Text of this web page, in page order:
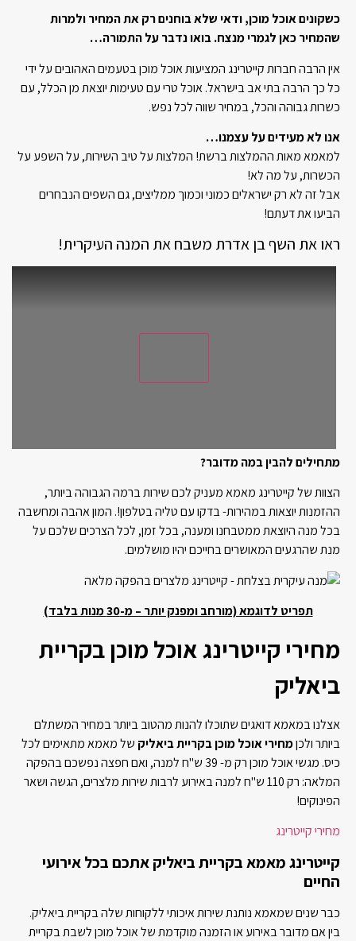
כשקונים אוכל מוכן, ודאי שלא בוחנים רק את המחיר ולמרות
שהמחיר כאן לגמרי מנצח. בואו נדבר על התמורה…
אין הרבה חברות קייטרינג המציעות אוכל מוכן בטעמים האהובים על ידי
כל כך הרבה בתי אב בישראל. אוכל טרי עם טעימות יוצאת מן הכלל, עם
כשרות גבוהה והכל, במחיר שווה לכל נפש.
אנו לא מעידים על עצמנו…
למאמא מאות ההמלצות ברשת! המלצות על טיב השירות, על השפע על
הכשרות, על מה לא!
אבל זה לא רק ישראלים כמוני וכמוך ממליצים, גם השפים הנבחרים
הביעו את דעתם!
ראו את השף בן אדרת משבח את המנה העיקרית!
מתחילים להבין במה מדובר?
הצוות של קייטרינג מאמא מעניק לכם שירות ברמה הגבוהה ביותר,
ההזמנות יוצאות במהירות- בדקו עם טליה בטלפון!. המון אהבה ומחשבה
בכל מנה היוצאת ממטבחנו ומענה, בכל זמן, לכל הצרכים שלכם על
מנת שהרגעים המאושרים בחייכם יהיו מושלמים.
תפריט לדוגמא (מורחב ומפנק יותר – מ-30 מנות בלבד)
מחירי קייטרינג אוכל מוכן בקריית
ביאליק
אצלנו במאמא דואגים שתוכלו להנות מהטוב ביותר במחיר המשתלם
ביותר ולכןמחירי אוכל מוכן בקריית ביאליק של מאמא מתאימים לכל
כיס. מגשי אוכל מוכן רק מ- 39 ש"ח למנה, ואם חפצה נפשכם בהפקה
המלאה: רק 110 ש"ח למנה באירוע לרבות שירות מלצרים, הגשה ושאר
הפינוקים!
מחירי קייטרינג
קייטרינג מאמא בקריית ביאליק אתכם בכל אירועי
החיים
כבר שנים שמאמא נותנת שירות איכותי ללקוחות שלה בקריית ביאליק.
בין אם מדובר באירוע או הזמנה מוקדמת של אוכל מוכן לשבת בקריית